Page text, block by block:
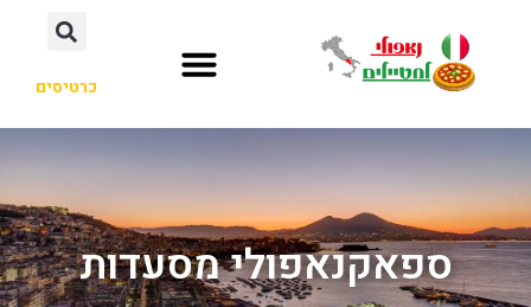
כרטיסים
ספאקנאפולי מסעדות